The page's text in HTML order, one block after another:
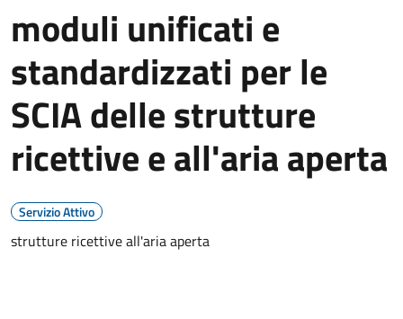
moduli unificati e
standardizzati per le
SCIA delle strutture
ricettive e all'aria aperta
Servizio Attivo
strutture ricettive all'aria aperta